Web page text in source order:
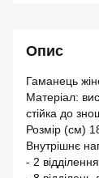
Опис
Гаманець
Матеріал:
стійка до
Розмір (см)
Внутрішнє
- 2